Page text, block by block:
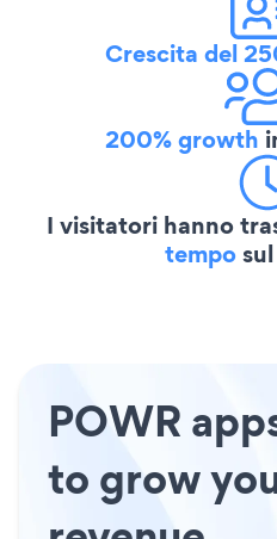
Crescita del
200% growth
I visitatori hanno
tempo
POWR
to grow